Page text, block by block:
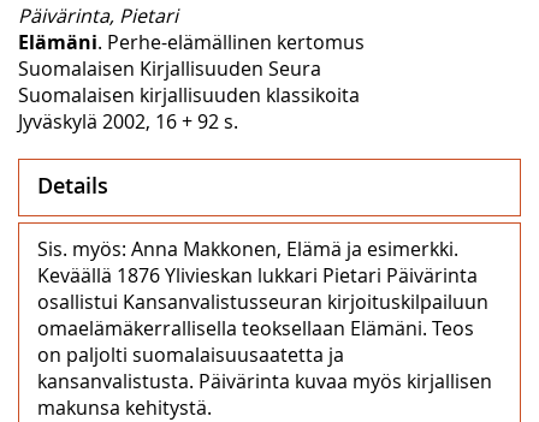
Päivärinta, Pietari
Elämäni. Perhe-elämällinen kertomus
Suomalaisen Kirjallisuuden Seura
Suomalaisen kirjallisuuden klassikoita
Jyväskylä 2002, 16 + 92 s.
Details
Sis. myös: Anna Makkonen, Elämä ja esimerkki.
Keväällä 1876 Ylivieskan lukkari Pietari Päivärinta
osallistui Kansanvalistusseuran kirjoituskilpailuun
omaelämäkerrallisella teoksellaan Elämäni. Teos
on paljolti suomalaisuusaatetta ja
kansanvalistusta. Päivärinta kuvaa myös kirjallisen
makunsa kehitystä.